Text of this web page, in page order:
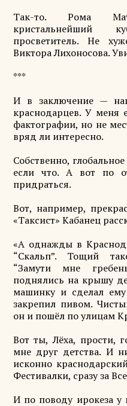
Так-то. Рома
кристальнейший
просветитель. Не
Виктора Лихоносова.
***
И в заключение —
краснодарцев. У меня
фактографии, но не
вряд ли интересно.
Собственно,
если что. А вот по
придраться.
Вот, например,
«Таксист» Кабанец
«А однажды в
“Скальп”. Тощий
“Замути мне
поднялись на крышу
машинку и сделал
закрепил пивом.
он и пошёл по улицам
Вот ты, Лёха, прости,
мне друг детства. И
исконно
Фестивалки, сразу за
И по поводу ирокеза